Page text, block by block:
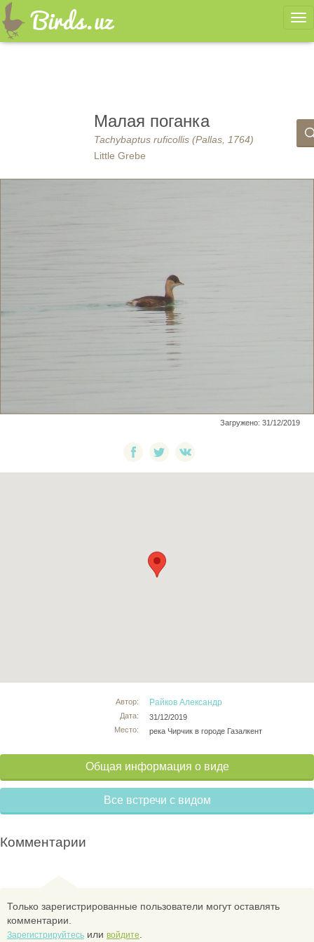
Малая поганка
Tachybaptus ruficollis (Pallas, 1764)
Little Grebe
Загружено: 31/12/2019
Автор:
Дата:
Место:
Райков Александр
31/12/2019
река Чирчик в городе Газалкент
Общая информация о виде
Все встречи с видом
Комментарии
Только зарегистрированные пользователи могут оставлять
комментарии.
Зарегистрируйтесь или войдите